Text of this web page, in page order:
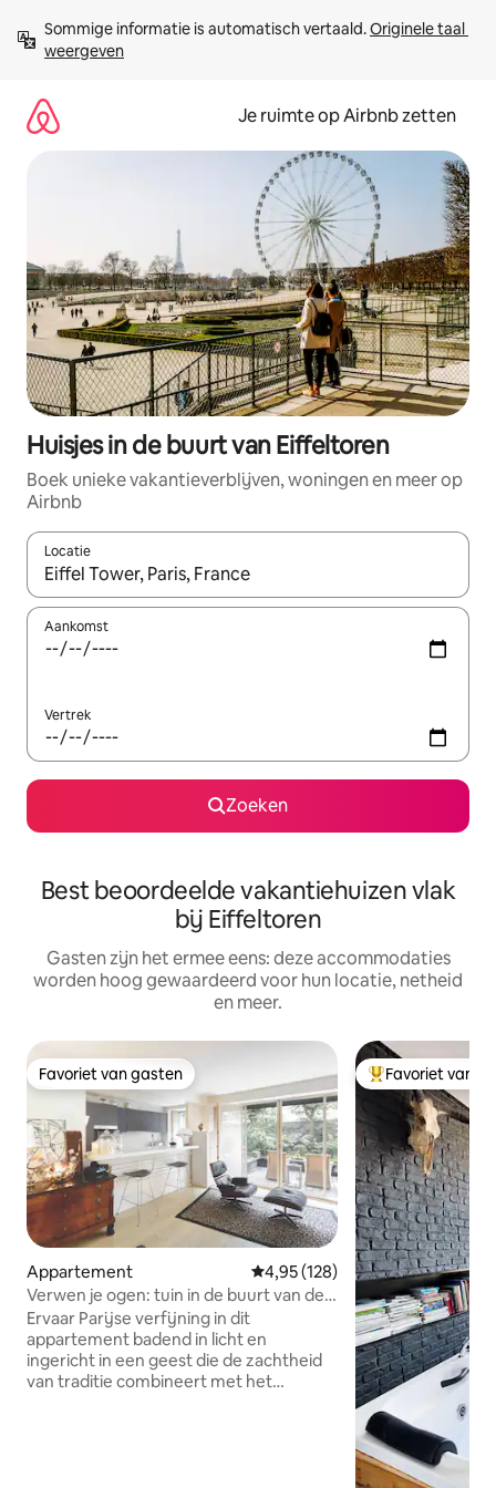
direct
naar
Sommige informatie is automatisch vertaald. Originele taal
weergeven
Je ruimte op Airbnb zetten
Huisjes in de buurt van Eiffeltoren
Boek unieke vakantieverblijven, woningen en meer op
Airbnb
Locatie
Wanneer er suggesties beschikbaar zijn, maak je een keuze
Aankomst
Vertrek
Zoeken
Best beoordeelde vakantiehuizen vlak
bij Eiffeltoren
Gasten zijn het ermee eens: deze accommodaties
worden hoog gewaardeerd voor hun locatie, netheid
en meer.
Favoriet van gasten
Favoriet van gasten
Appartement Gemiddelde beoordeling van
4,95 (128)
Verwen je ogen: tuin in de buurt van de
Eiffeltoren
Ervaar Parijse verfijning in dit
appartement badend in licht en
ingericht in een geest die de zachtheid
van traditie combineert met het
Topfavoriet van
Favoriet van